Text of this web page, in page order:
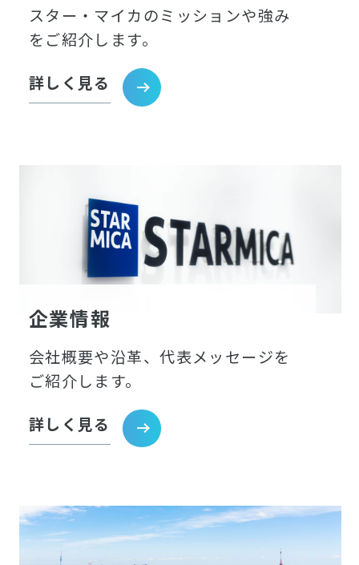
スター・マイカのミッションや強み
をご紹介します。
詳しく見る
企業情報
会社概要や沿革、代表メッセージを
ご紹介します。
詳しく見る